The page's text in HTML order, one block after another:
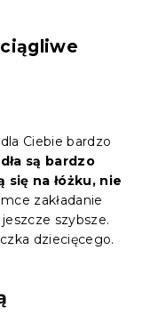
Ciebie bardzo
są bardzo
na łóżku, nie
zakładanie
szybsze.
dziecięcego.